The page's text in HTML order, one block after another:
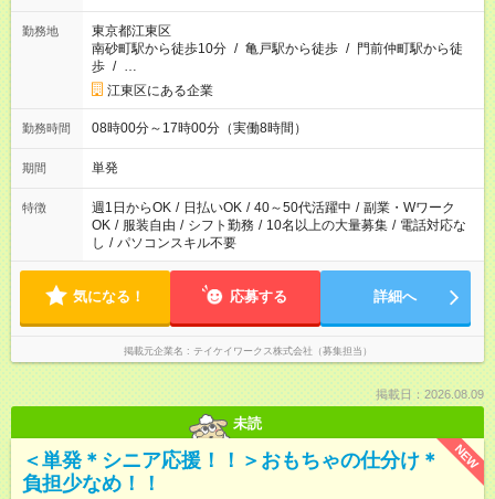
勤務地
東京都江東区
南砂町駅から徒歩10分 / 亀戸駅から徒歩 / 門前仲町駅から徒
歩 / …
江東区にある企業
勤務時間 08時00分～17時00分（実働8時間）
期間 単発
特徴 週1日からOK / 日払いOK / 40～50代活躍中 / 副業・Wワーク
OK / 服装自由 / シフト勤務 / 10名以上の大量募集 / 電話対応な
し / パソコンスキル不要
気になる！ 応募する 詳細へ
掲載元企業名 テイケイワークス株式会社（募集担当）
掲載日：2026.08.09
未読
NEW
＜単発＊シニア応援！！＞おもちゃの仕分け＊
負担少なめ！！